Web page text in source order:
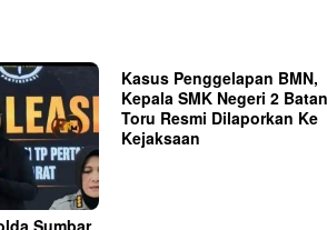
Kasus Penggelapan BMN,
Kepala SMK Negeri 2
Toru Resmi Dilaporkan Ke
Kejaksaan